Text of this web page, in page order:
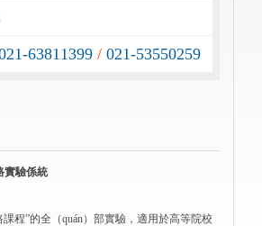
63811399 / 021-53550259
實驗係統
程”的全（quán）部實驗，適用於高等院校